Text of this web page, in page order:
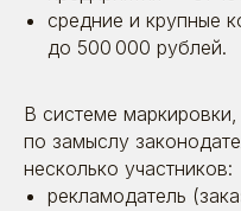
средние и крупные
до 500 000 рублей.
В системе маркировки,
по замыслу
несколько участников:
рекламодатель